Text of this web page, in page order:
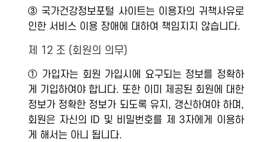
③ 국가건강정보포털 사이트는 이용자의 귀책사유로
인한 서비스 이용 장애에 대하여 책임지지 않습니다.
제 12 조 (회원의 의무)
① 가입자는 회원 가입시에 요구되는 정보를 정확하
게 기입하여야 합니다. 또한 이미 제공된 회원에 대한
정보가 정확한 정보가 되도록 유지, 갱신하여야 하며,
회원은 자신의 ID 및 비밀번호를 제 3자에게 이용하
게 해서는 아니 됩니다.